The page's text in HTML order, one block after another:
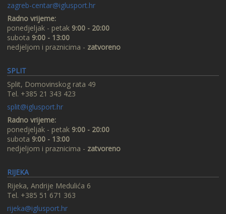
zagreb-centar@iglusport.hr
Radno vrijeme:
ponedjeljak - petak 9:00 - 20:00
subota 9:00 - 13:00
nedjeljom i praznicima - zatvoreno
SPLIT
Split, Domovinskog rata 49
Tel. +385 21 343 423
split@iglusport.hr
Radno vrijeme:
ponedjeljak - petak 9:00 - 20:00
subota 9:00 - 13:00
nedjeljom i praznicima - zatvoreno
RIJEKA
Rijeka, Andrije Medulića 6
Tel. +385 51 671 363
rijeka@iglusport.hr